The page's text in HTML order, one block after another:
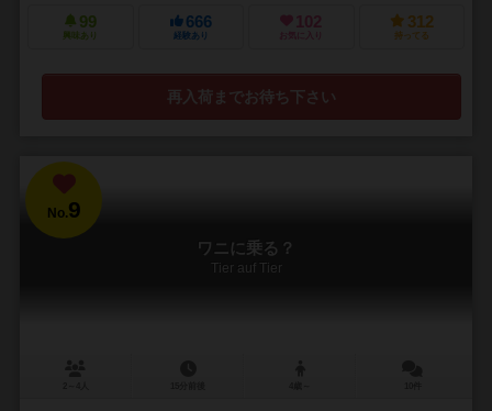
99
興味あり
666
経験あり
102
お気に入り
312
持ってる
再入荷までお待ち下さい
No.9
ワニに乗る？
Tier auf Tier